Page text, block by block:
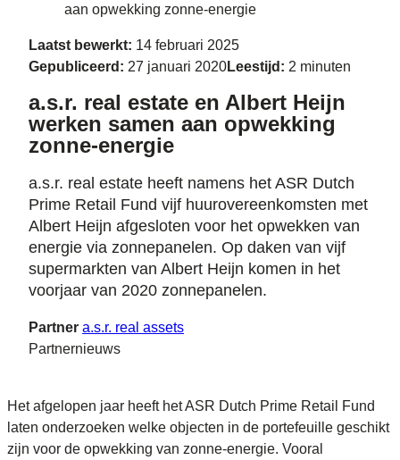
aan opwekking zonne-energie
Laatst bewerkt: 14 februari 2025
Gepubliceerd: 27 januari 2020Leestijd: 2 minuten
a.s.r. real estate en Albert Heijn
werken samen aan opwekking
zonne-energie
a.s.r. real estate heeft namens het ASR Dutch
Prime Retail Fund vijf huurovereenkomsten met
Albert Heijn afgesloten voor het opwekken van
energie via zonnepanelen. Op daken van vijf
supermarkten van Albert Heijn komen in het
voorjaar van 2020 zonnepanelen.
Partner a.s.r. real assets
Partnernieuws
Het afgelopen jaar heeft het ASR Dutch Prime Retail Fund
laten onderzoeken welke objecten in de portefeuille geschikt
zijn voor de opwekking van zonne-energie. Vooral